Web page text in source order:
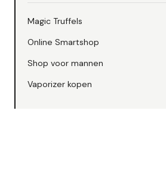
Magic Truffels
Online Smartshop
Shop voor mannen
Vaporizer kopen